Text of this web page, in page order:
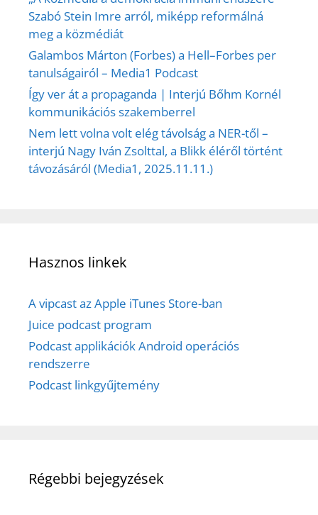
Szabó Stein Imre arról, miképp reformálná
meg a közmédiát
Galambos Márton (Forbes) a Hell–Forbes per
tanulságairól – Media1 Podcast
Így ver át a propaganda | Interjú Bőhm Kornél
kommunikációs szakemberrel
Nem lett volna volt elég távolság a NER-től –
interjú Nagy Iván Zsolttal, a Blikk éléről történt
távozásáról (Media1, 2025.11.11.)
Hasznos linkek
A vipcast az Apple iTunes Store-ban
Juice podcast program
Podcast applikációk Android operációs
rendszerre
Podcast linkgyűjtemény
Régebbi bejegyzések